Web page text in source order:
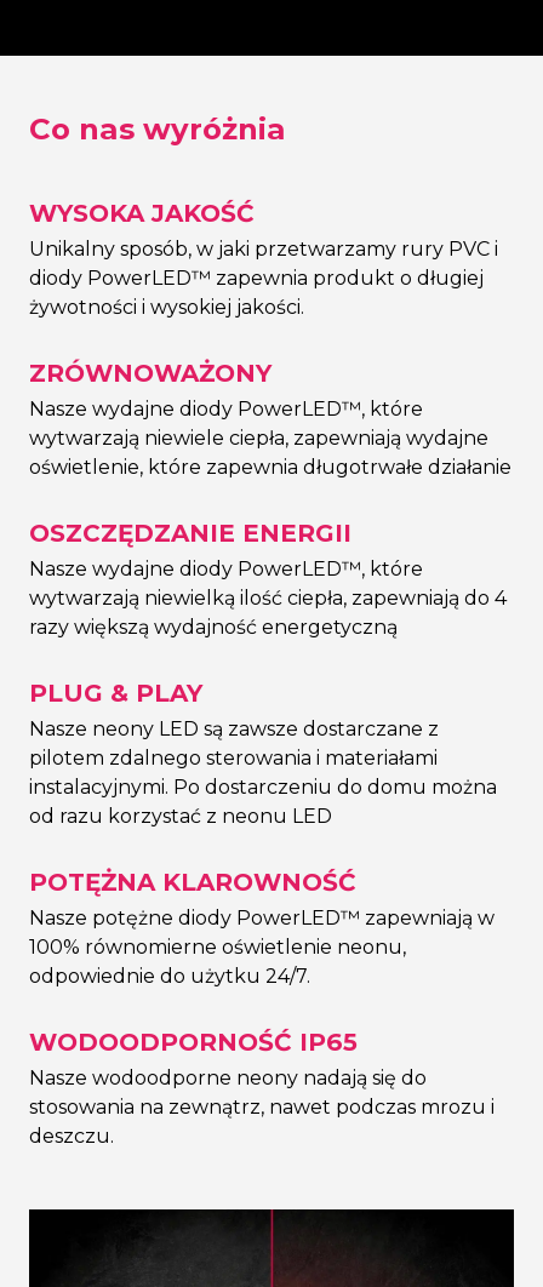
Co nas wyróżnia
WYSOKA JAKOŚĆ
Unikalny sposób, w jaki przetwarzamy rury PVC i
diody PowerLED™ zapewnia produkt o długiej
żywotności i wysokiej jakości.
ZRÓWNOWAŻONY
Nasze wydajne diody PowerLED™, które
wytwarzają niewiele ciepła, zapewniają wydajne
oświetlenie, które zapewnia długotrwałe działanie
OSZCZĘDZANIE ENERGII
Nasze wydajne diody PowerLED™, które
wytwarzają niewielką ilość ciepła, zapewniają do 4
razy większą wydajność energetyczną
PLUG & PLAY
Nasze neony LED są zawsze dostarczane z
pilotem zdalnego sterowania i materiałami
instalacyjnymi. Po dostarczeniu do domu można
od razu korzystać z neonu LED
POTĘŻNA KLAROWNOŚĆ
Nasze potężne diody PowerLED™ zapewniają w
100% równomierne oświetlenie neonu,
odpowiednie do użytku 24/7.
WODOODPORNOŚĆ IP65
Nasze wodoodporne neony nadają się do
stosowania na zewnątrz, nawet podczas mrozu i
deszczu.